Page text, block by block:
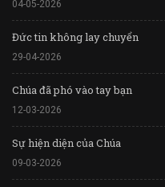
04-05-2026
Đức tin không lay chuyển
29-04-2026
Chúa đã phó vào tay bạn
12-03-2026
Sự hiện diện của Chúa
09-03-2026